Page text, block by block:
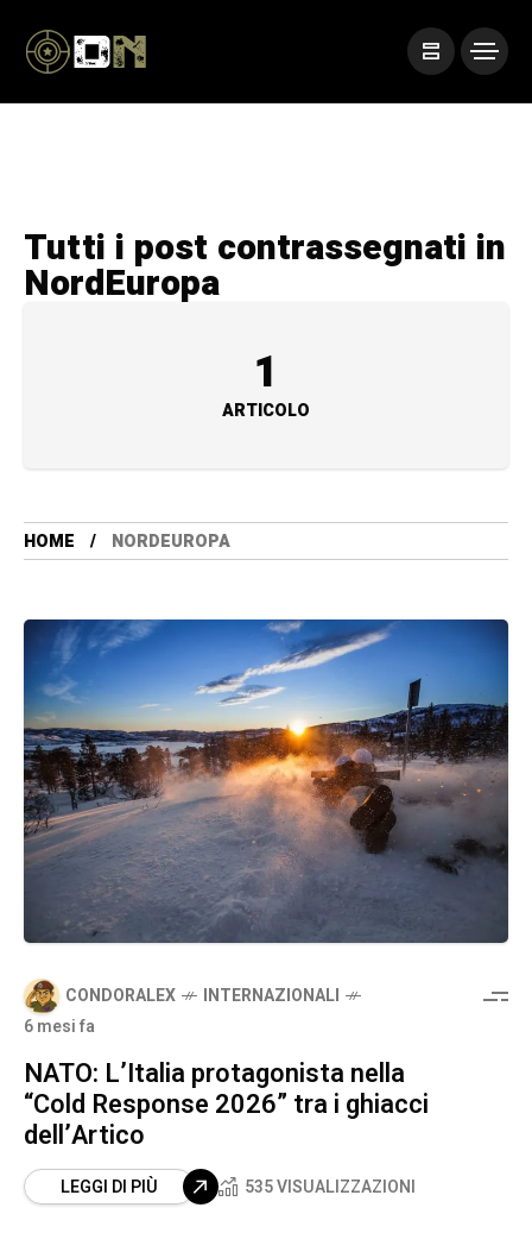
Tutti i post contrassegnati in
NordEuropa
1
ARTICOLO
HOME NORDEUROPA
CONDORALEX
INTERNAZIONALI
6 mesi fa
NATO: L’Italia protagonista nella
“Cold Response 2026” tra i ghiacci
dell’Artico
LEGGI DI PIÙ 535 VISUALIZZAZIONI